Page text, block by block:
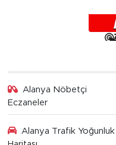
Alanya Nöbetçi
Eczaneler
Alanya Trafik Yoğunluk